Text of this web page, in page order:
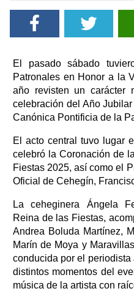
El pasado sábado
Patronales en Honor a la
año revisten un carácter
celebración del Año
Canónica Pontificia de la
El acto central tuvo lugar
celebró la Coronación de
Fiestas 2025, así como el
Oficial de Cehegín,
La ceheginera Ángela
Reina de las Fiestas,
Andrea Boluda Martínez,
Marín de Moya y
conducida por el
distintos momentos del
música de la artista con